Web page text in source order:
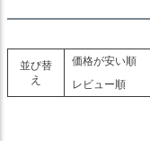
並び替
え
価格が安い順
レビュー順